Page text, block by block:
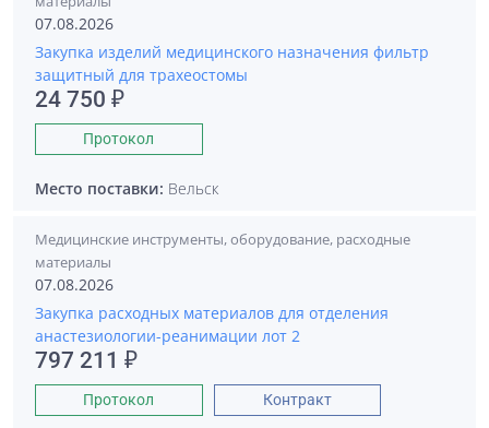
07.08.2026
Закупка изделий медицинского назначения фильтр
защитный для трахеостомы
24 750 ₽
Протокол
Место поставки: Вельск
Медицинские инструменты, оборудование, расходные
материалы
07.08.2026
Закупка расходных материалов для отделения
анастезиологии-реанимации лот 2
797 211 ₽
Протокол Контракт